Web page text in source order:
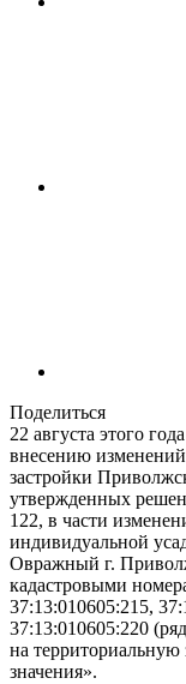
Поделиться
22 августа этого
внесению
застройки
утвержденных
122, в части
индивидуальной
Овражный г.
кадастровыми
37:13:010605:215,
37:13:010605:220
на
значения».